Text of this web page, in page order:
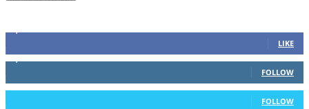
LIKE
FOLLOW
FOLLOW